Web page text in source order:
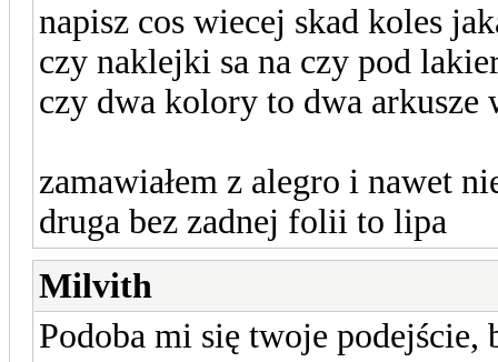
napisz cos wiecej skad koles
czy naklejki sa na czy pod
czy dwa kolory to dwa arkusze
zamawiałem z alegro i nawet
druga bez zadnej folii to lipa
Milvith
Podoba mi się twoje podejście,